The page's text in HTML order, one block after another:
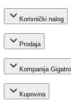
Korisnički nalog
Prodaja
Kompanija
Kupovina